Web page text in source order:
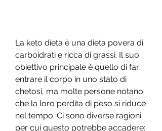
La keto dieta è una dieta povera di
carboidrati e ricca di grassi. Il suo
obiettivo principale è quello di far
entrare il corpo in uno stato di
chetosi, ma molte persone notano
che la loro perdita di peso si riduce
nel tempo. Ci sono diverse ragioni
per cui questo potrebbe accadere: